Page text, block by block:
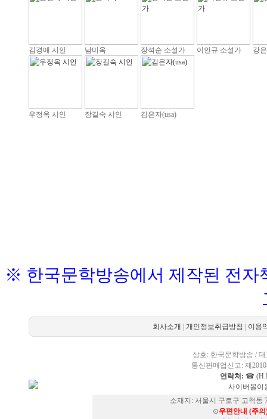
김경애 시인 남미옥 장석순 소설가 이인규 소설가 강
우정옥 시인 장길숙 시인 김은자(usa)
※ 한국문학방송에서 제작된 전자
회사소개 개인정보취급방침 이용
상호: 한국문학방송 /
통신판매업신고: 제
연락처: ☎
사이버몰이
소재지: 서울시 구로구 고척동
⊙우편안내 (주